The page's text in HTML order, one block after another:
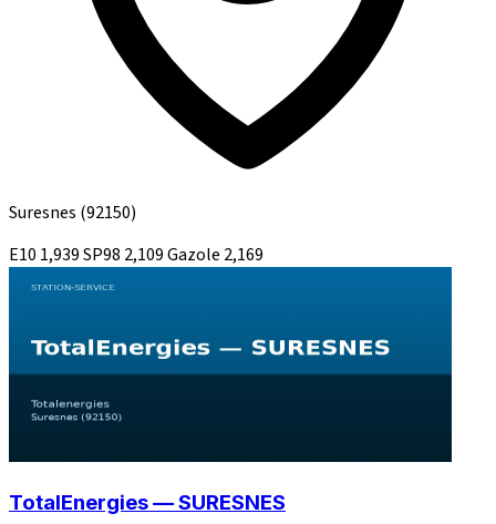
Suresnes (92150)
E10 1,939SP98 2,109Gazole 2,169
TotalEnergies — SURESNES